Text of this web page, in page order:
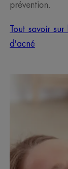
prévention.
Tout savoir sur
d'acné